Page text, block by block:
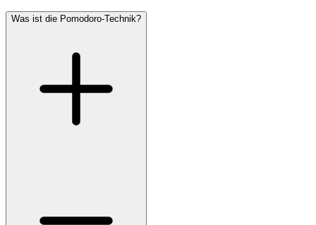
Was ist die Pomodoro-Technik?